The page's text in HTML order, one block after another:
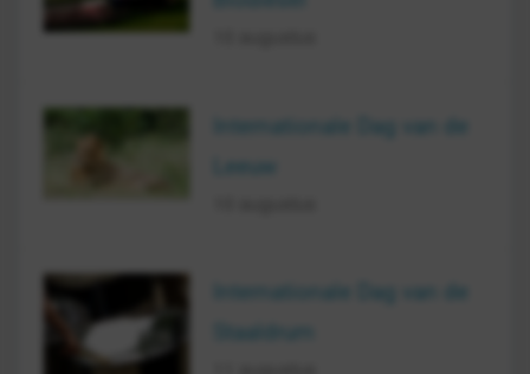
Internationale Dag van de
Internationale Dag van de